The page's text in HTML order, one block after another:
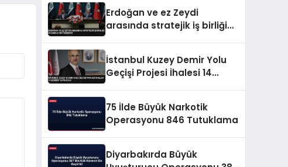
Erdoğan ve ez Zeydi
arasında stratejik iş birliği
İstanbul Kuzey Demir Yolu
Geçişi Projesi İhalesi 14
75 İlde Büyük Narkotik
Operasyonu 846 Tutuklama
Diyarbakırda Büyük